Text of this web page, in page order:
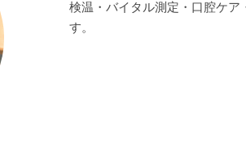
検温・バイタル測定・口腔ケア
す。